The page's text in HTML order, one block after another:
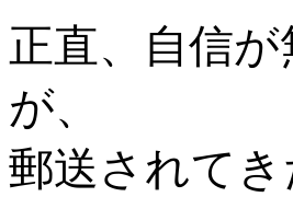
正直、自信
が、
郵送されて